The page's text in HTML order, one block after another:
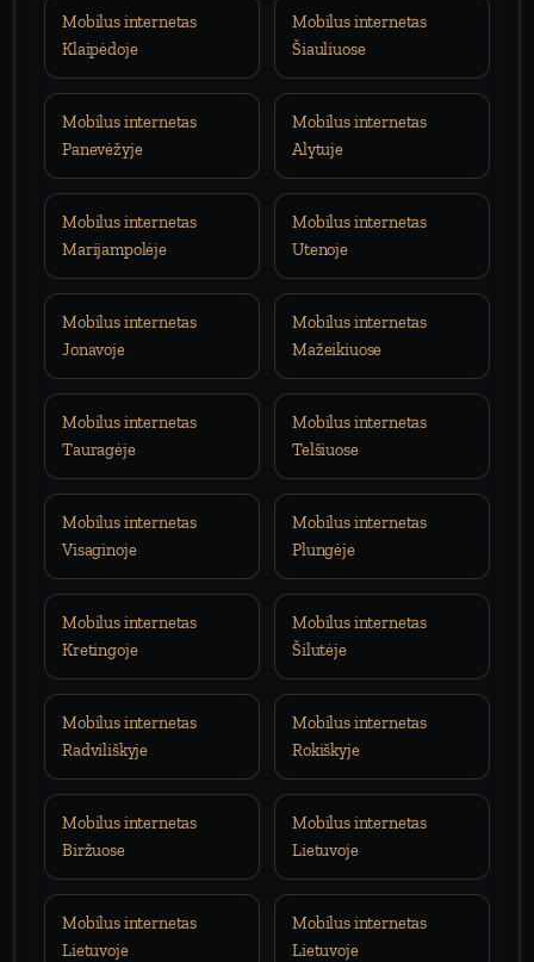
Mobilus internetas
Klaipėdoje
Mobilus internetas
Šiauliuose
Mobilus internetas
Panevėžyje
Mobilus internetas
Alytuje
Mobilus internetas
Marijampolėje
Mobilus internetas
Utenoje
Mobilus internetas
Jonavoje
Mobilus internetas
Mažeikiuose
Mobilus internetas
Tauragėje
Mobilus internetas
Telšiuose
Mobilus internetas
Visaginoje
Mobilus internetas
Plungėje
Mobilus internetas
Kretingoje
Mobilus internetas
Šilutėje
Mobilus internetas
Radviliškyje
Mobilus internetas
Rokiškyje
Mobilus internetas
Biržuose
Mobilus internetas
Lietuvoje
Mobilus internetas
Lietuvoje
Mobilus internetas
Lietuvoje